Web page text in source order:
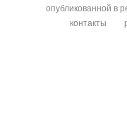
опубликованной в
контакты